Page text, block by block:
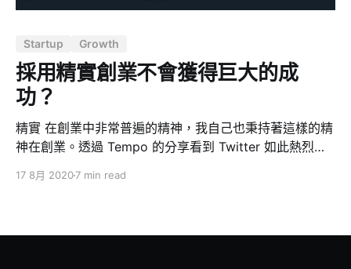
量，這些資源本可以用於了解保留率。 * 其次是渠道方
是在多個頻道上花費開銷。 * 再來是優化方面，需要專注
於宏觀優化，而不是微小的調整。 * 最後是團隊方面，需
要
Startup Growth
採用精實創業不會獲得巨大的成
功？
精實 在創業中非常普遍的精神，我自己也秉持著這樣的精
神在創業。透過 Tempo 的分享看到 Twitter 如此熱烈的
Startup 不一定是合適的創業流程啊我沒 Keith 這麼武
17 8月 20207 min read